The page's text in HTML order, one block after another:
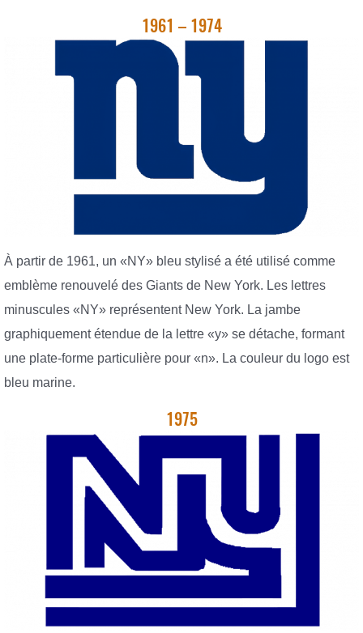
1961 – 1974
À partir de 1961, un «NY» bleu stylisé a été utilisé comme
emblème renouvelé des Giants de New York. Les lettres
minuscules «NY» représentent New York. La jambe
graphiquement étendue de la lettre «y» se détache, formant
une plate-forme particulière pour «n». La couleur du logo est
bleu marine.
1975